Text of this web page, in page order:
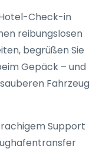
Check-in
reibungslosen
begrüßen Sie
Gepäck – und
Fahrzeug
Support